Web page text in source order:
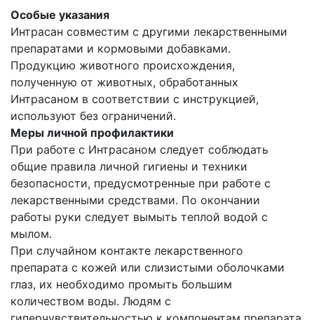
Особые указания
Интрасан совместим с другими лекарственными
препаратами и кормовыми добавками.
Продукцию животного происхождения,
полученную от животных, обработанных
Интрасаном в соответствии с инструкцией,
используют без ограничений.
Меры личной профилактики
При работе с Интрасаном следует соблюдать
общие правила личной гигиены и техники
безопасности, предусмотренные при работе с
лекарственными средствами. По окончании
работы руки следует вымыть теплой водой с
мылом.
При случайном контакте лекарственного
препарата с кожей или слизистыми оболочками
глаз, их необходимо промыть большим
количеством воды. Людям с